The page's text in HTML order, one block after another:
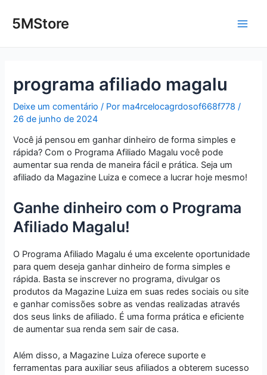
para5MStore
programa afiliado magalu
Deixe um comentário / Por ma4rcelocagrdosof668f778/
26 de junho de 2024
Você já pensou em ganhar dinheiro de forma simples e
rápida? Com o Programa Afiliado Magalu você pode
aumentar sua renda de maneira fácil e prática. Seja um
afiliado da Magazine Luiza e comece a lucrar hoje mesmo!
Ganhe dinheiro com o Programa
Afiliado Magalu!
O Programa Afiliado Magalu é uma excelente oportunidade
para quem deseja ganhar dinheiro de forma simples e
rápida. Basta se inscrever no programa, divulgar os
produtos da Magazine Luiza em suas redes sociais ou site
e ganhar comissões sobre as vendas realizadas através
dos seus links de afiliado. É uma forma prática e eficiente
de aumentar sua renda sem sair de casa.
Além disso, a Magazine Luiza oferece suporte e
ferramentas para auxiliar seus afiliados a obterem sucesso
navigation